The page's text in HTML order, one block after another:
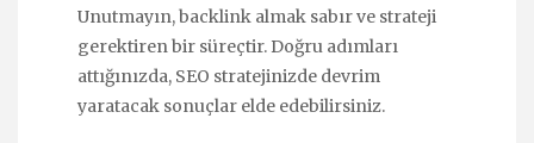
Unutmayın, backlink almak sabır ve strateji
gerektiren bir süreçtir. Doğru adımları
attığınızda, SEO stratejinizde devrim
yaratacak sonuçlar elde edebilirsiniz.